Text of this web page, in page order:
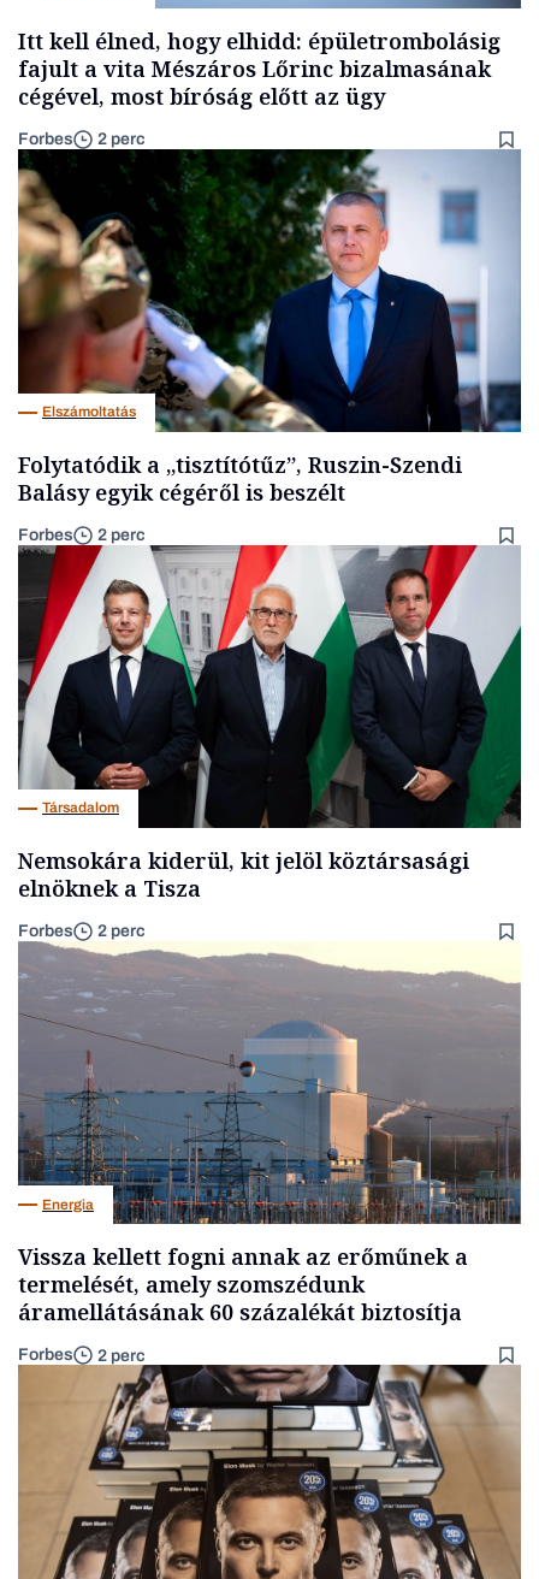
Itt kell élned, hogy elhidd: épületrombolásig
fajult a vita Mészáros Lőrinc bizalmasának
cégével, most bíróság előtt az ügy
Forbes 2 perc
Elszámoltatás
Folytatódik a „tisztítótűz”, Ruszin-Szendi
Balásy egyik cégéről is beszélt
Forbes 2 perc
Társadalom
Nemsokára kiderül, kit jelöl köztársasági
elnöknek a Tisza
Forbes 2 perc
Energia
Vissza kellett fogni annak az erőműnek a
termelését, amely szomszédunk
áramellátásának 60 százalékát biztosítja
Forbes 2 perc